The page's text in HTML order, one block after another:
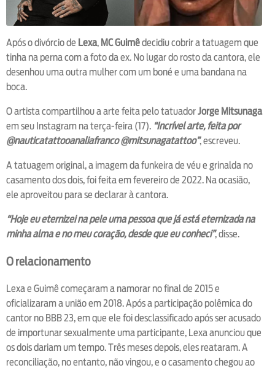
Após o divórcio de Lexa, MC Guimêdecidiu cobrir a tatuagem que
tinha na perna com a foto da ex. No lugar do rosto da cantora, ele
desenhou uma outra mulher com um boné e uma bandana na
boca.
O artista compartilhou a arte feita pelo tatuadorJorge Mitsunaga
em seu Instagram na terça-feira (17). “Incrível arte, feita por
@nauticatattooanaliafranco @mitsunagatattoo”, escreveu.
A tatuagem original, a imagem da funkeira de véu e grinalda no
casamento dos dois, foi feita em fevereiro de 2022. Na ocasião,
ele aproveitou para se declarar à cantora.
“Hoje eu eternizei na pele uma pessoa que já está eternizada na
minha alma e no meu coração, desde que eu conheci”, disse.
O relacionamento
Lexa e Guimê começaram a namorar no final de 2015 e
oficializaram a união em 2018. Após a participação polêmica do
cantor no BBB 23, em que ele foi desclassificado após ser acusado
de importunar sexualmente uma participante, Lexa anunciou que
os dois dariam um tempo. Três meses depois, eles reataram. A
reconciliação, no entanto, não vingou, e o casamento chegou ao